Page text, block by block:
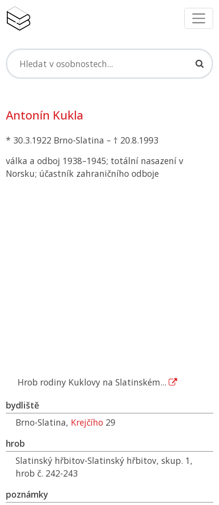
Antonín Kukla
* 30.3.1922 Brno-Slatina – † 20.8.1993
válka a odboj 1938–1945; totální nasazení v
Norsku; účastník zahraničního odboje
Hrob rodiny Kuklovy na Slatinském...
bydliště
Brno-Slatina, Krejčího 29
hrob
Slatinský hřbitov-Slatinský hřbitov, skup. 1,
hrob č. 242-243
poznámky